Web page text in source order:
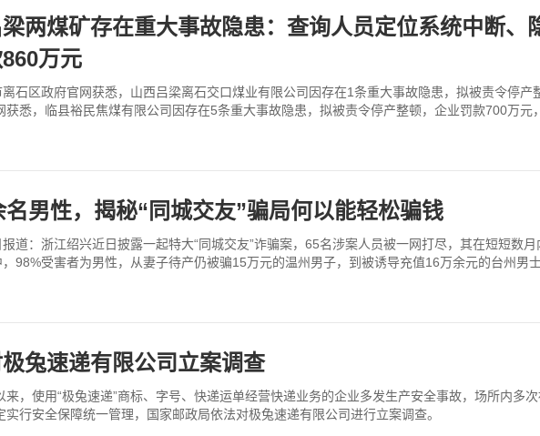
两煤矿存在重大事故隐患：查询人员定位系统中断
万元
石区政府官网获悉，山西吕梁离石交口煤业有限公司因存在1条重大事故隐患，拟被责令停产
获悉，临县裕民焦煤有限公司因存在5条重大事故隐患，拟被责令停产整顿，企业罚款700万
男性，揭秘“同城交友”骗局何以能轻松骗钱
道：浙江绍兴近日披露一起特大“同城交友”诈骗案，65名涉案人员被一网打尽，其在短短数
98%受害者为男性，从妻子待产仍被骗15万元的温州男子，到被诱导充值16万余元的台州男
兔速递有限公司立案调查
，使用“极兔速递”商标、字号、快递运单经营快递业务的企业多发生产安全事故，场所内多
行安全保障统一管理，国家邮政局依法对极兔速递有限公司进行立案调查。